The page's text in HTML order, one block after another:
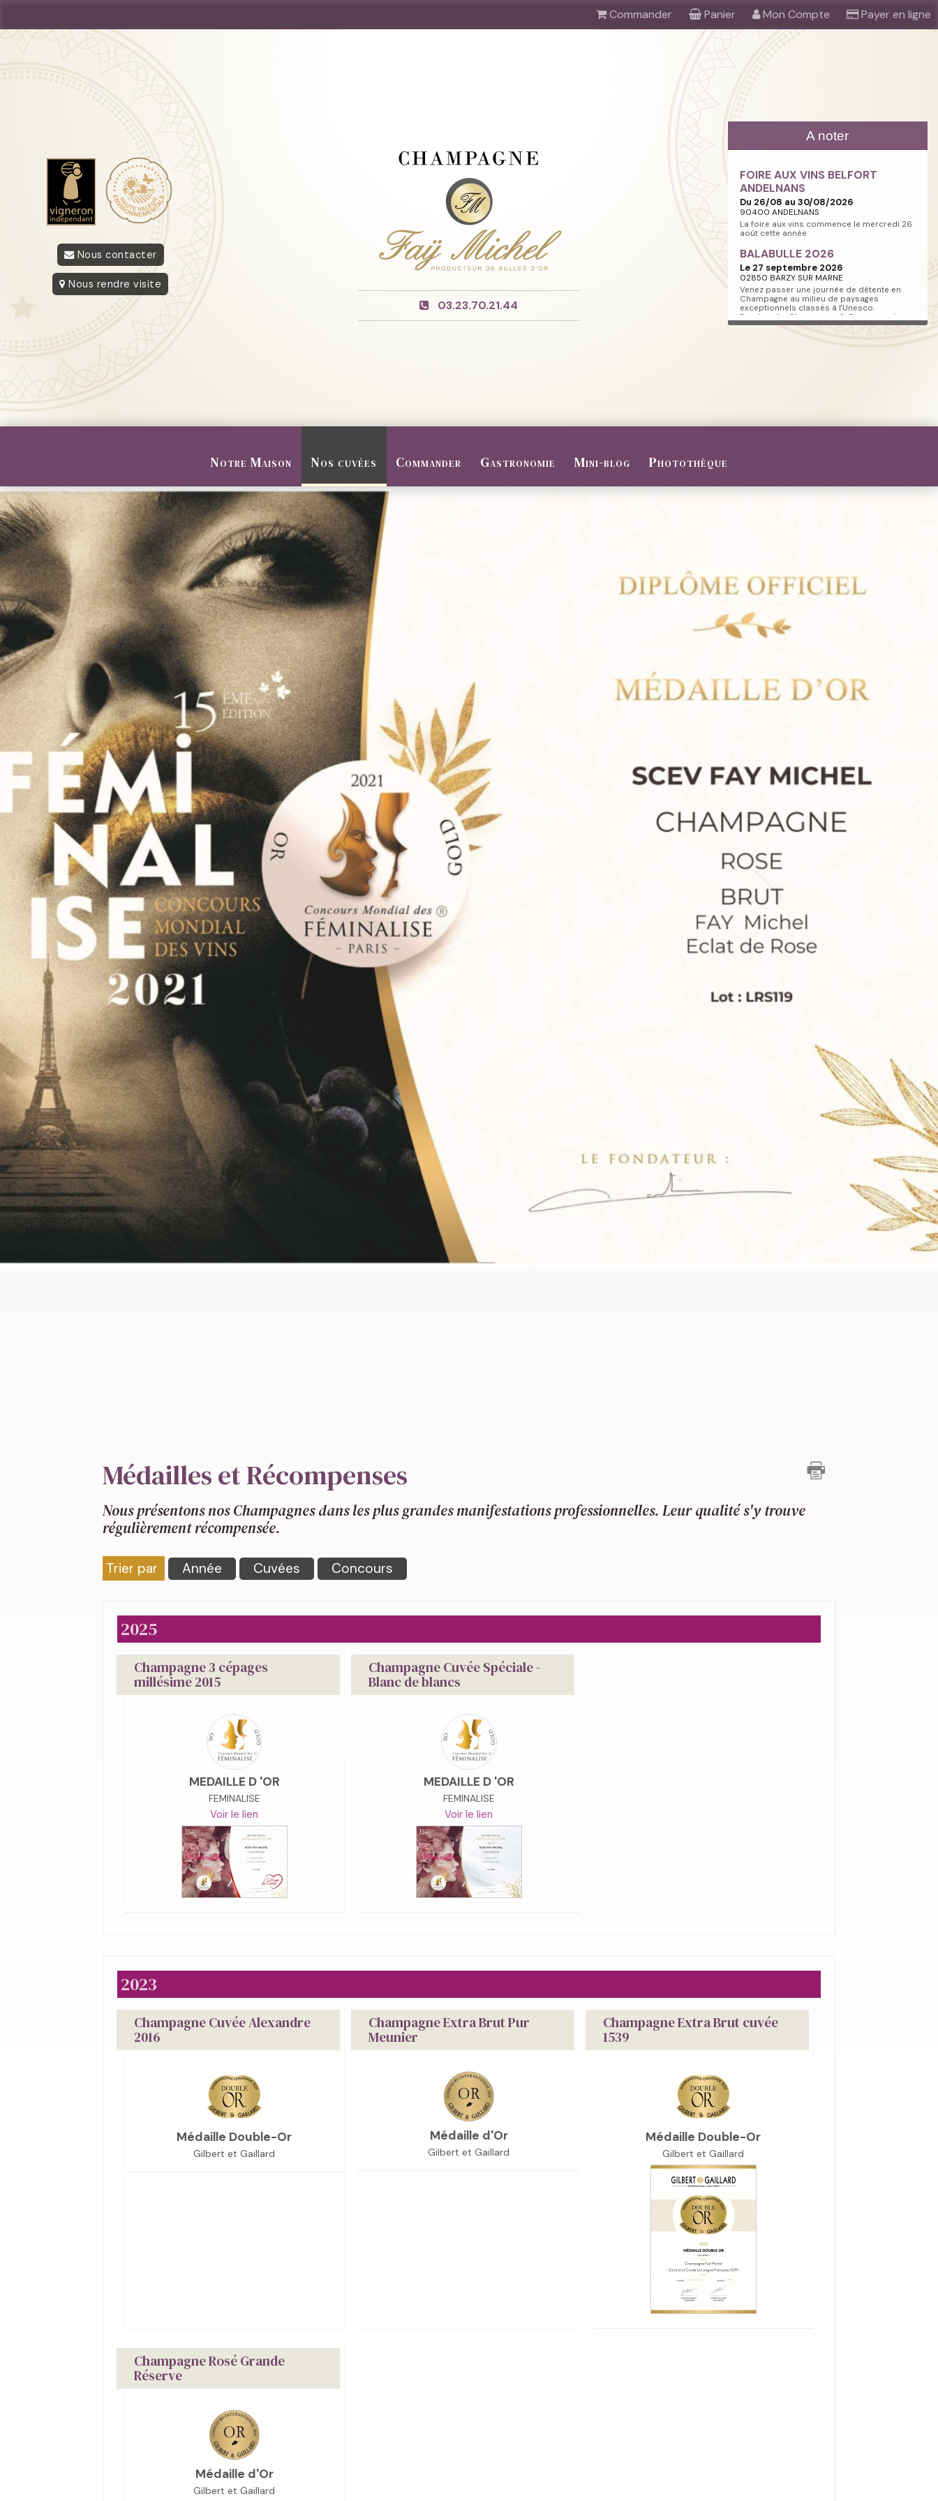
Commander Panier Mon Compte Payer en ligne
Nous contacter
Nous rendre visite
03.23.70.21.44
A noter
FOIRE AUX VINS BELFORT
ANDELNANS
Du 26/08 au 30/08/2026
90400 ANDELNANS
La foire aux vins commence le mercredi 26
août cette année
BALABULLE 2026
Le 27 septembre 2026
02850 BARZY SUR MARNE
Venez passer une journée de détente en
Champagne au milieu de paysages
exceptionnels classés à l'Unesco.
Randonnée, Champagne & Gastronomie au
RDV.
Notre Maison Nos cuvées Commander Gastronomie Mini-blog Photothèque
Médailles et Récompenses
Nous présentons nos Champagnes dans les plus grandes manifestations professionnelles. Leur qualité s'y trouve
régulièrement récompensée.
Trier par Année Cuvées Concours
2025
Champagne 3 cépages
millésime 2015
MEDAILLE D 'OR
FEMINALISE
Voir le lien
Champagne Cuvée Spéciale -
Blanc de blancs
MEDAILLE D 'OR
FEMINALISE
Voir le lien
2023
Champagne Cuvée Alexandre
2016
Médaille Double-Or
Gilbert et Gaillard
Champagne Extra Brut Pur
Meunier
Médaille d'Or
Gilbert et Gaillard
Champagne Extra Brut cuvée
1539
Médaille Double-Or
Gilbert et Gaillard
Champagne Rosé Grande
Réserve
Médaille d'Or
Gilbert et Gaillard